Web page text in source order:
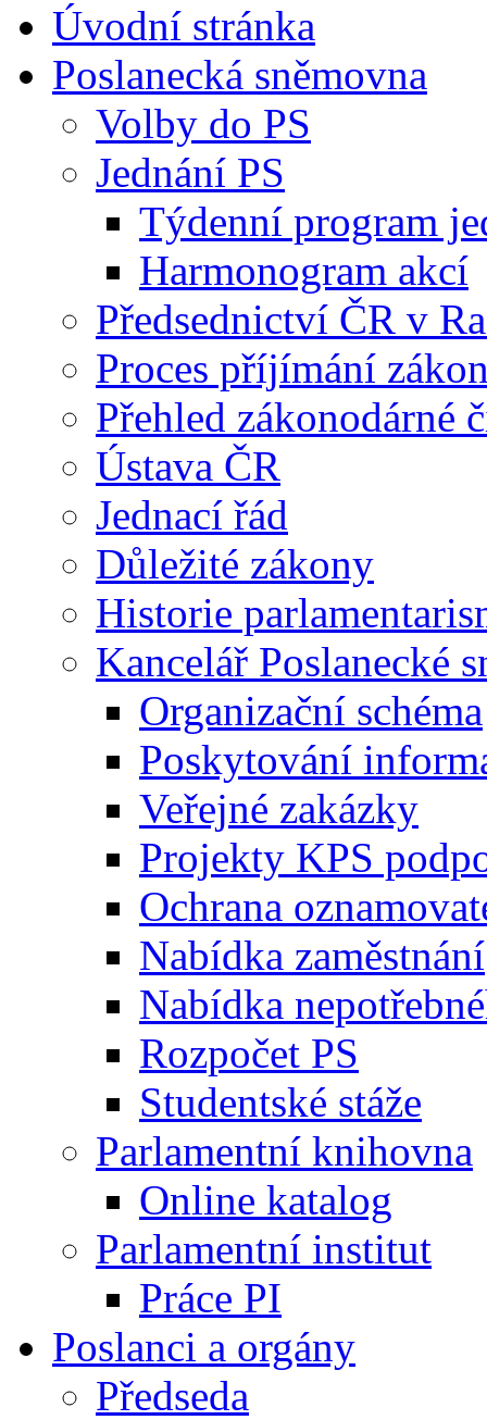
Úvodní stránka
Poslanecká sněmovna
Volby do PS
Jednání PS
Týdenní program
Harmonogram akcí
Předsednictví ČR v
Proces příjímání
Přehled zákonodárné
Ústava ČR
Jednací řád
Důležité zákony
Historie
Kancelář Poslanecké
Organizační schéma
Poskytování
Veřejné zakázky
Projekty KPS
Ochrana
Nabídka zaměstnání
Nabídka
Rozpočet PS
Studentské stáže
Parlamentní knihovna
Online katalog
Parlamentní institut
Práce PI
Poslanci a orgány
Předseda